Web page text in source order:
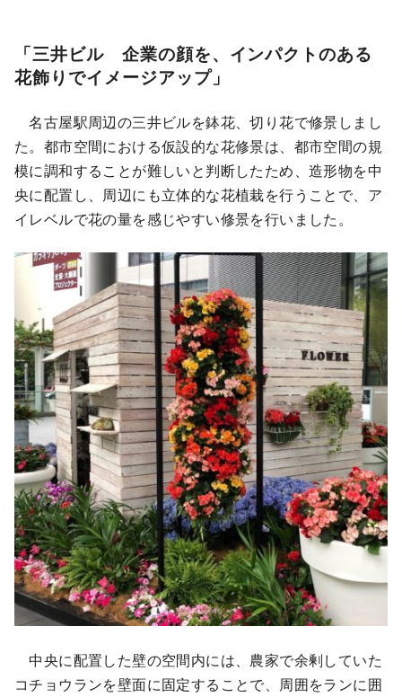
「三井ビル 企業の顔を、インパクトのある
花飾りでイメージアップ」
名古屋駅周辺の三井ビルを鉢花、切り花で修景しまし
た。都市空間における仮設的な花修景は、都市空間の規
模に調和することが難しいと判断したため、造形物を中
央に配置し、周辺にも立体的な花植栽を行うことで、ア
イレベルで花の量を感じやすい修景を行いました。
中央に配置した壁の空間内には、農家で余剰していた
コチョウランを壁面に固定することで、周囲をランに囲